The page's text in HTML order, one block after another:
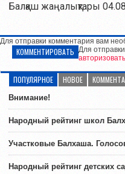
Балқаш жаңалықтары
Для отправки комментария вам
КОММЕНТИРОВАТЬ Для
ПОПУЛЯРНОЕ НОВОЕ
Внимание!
Народный рейтинг школ
Участковые Балхаша.
Народный рейтинг детских